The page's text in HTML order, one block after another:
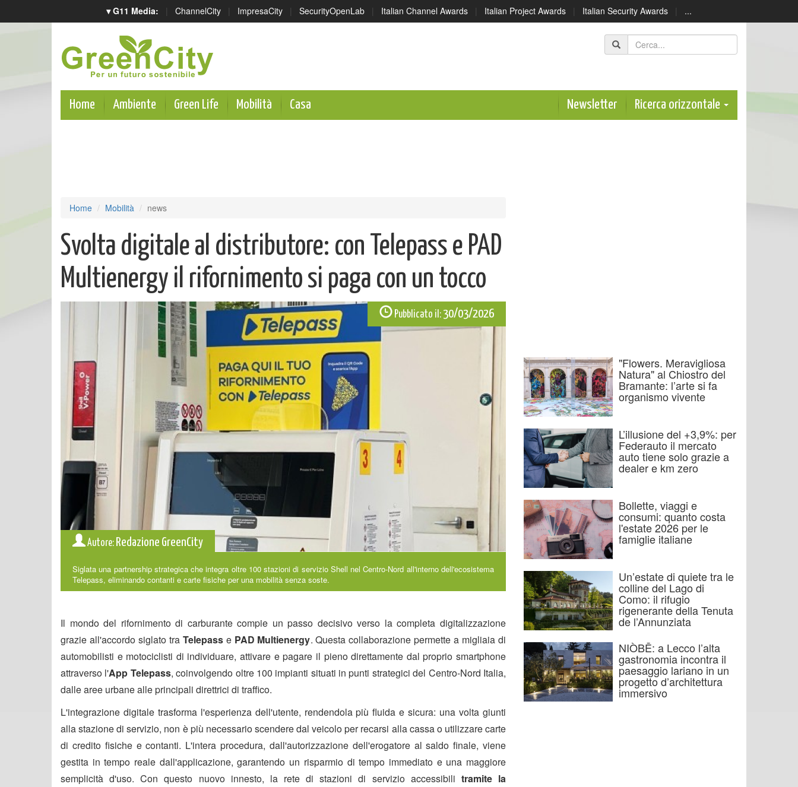
▾ G11 Media: | ChannelCity | ImpresaCity | SecurityOpenLab | Italian Channel Awards | Italian Project Awards | Italian Security Awards | ...
Home Ambiente Green Life Mobilità Casa Newsletter Ricerca orizzontale
Home Mobilità news
Svolta digitale al distributore: con Telepass e PAD
Multienergy il rifornimento si paga con un tocco
Pubblicato il: 30/03/2026
Autore: Redazione GreenCity
Siglata una partnership strategica che integra oltre 100 stazioni di servizio Shell nel Centro-Nord all'interno dell'ecosistema
Telepass, eliminando contanti e carte fisiche per una mobilità senza soste.
Il mondo del rifornimento di carburante compie un passo decisivo verso la completa digitalizzazione
grazie all'accordo siglato tra Telepass ePAD Multienergy. Questa collaborazione permette a migliaia di
automobilisti e motociclisti di individuare, attivare e pagare il pieno direttamente dal proprio smartphone
attraverso l'App Telepass, coinvolgendo oltre 100 impianti situati in punti strategici del Centro-Nord Italia,
dalle aree urbane alle principali direttrici di traffico.
L'integrazione digitale trasforma l'esperienza dell'utente, rendendola più fluida e sicura: una volta giunti
alla stazione di servizio, non è più necessario scendere dal veicolo per recarsi alla cassa o utilizzare carte
di credito fisiche e contanti. L'intera procedura, dall'autorizzazione dell'erogatore al saldo finale, viene
gestita in tempo reale dall'applicazione, garantendo un risparmio di tempo immediato e una maggiore
semplicità d'uso. Con questo nuovo innesto, la rete di stazioni di servizio accessibili tramite la
"Flowers. Meravigliosa
Natura" al Chiostro del
Bramante: l’arte si fa
organismo vivente
L’illusione del +3,9%: per
Federauto il mercato
auto tiene solo grazie a
dealer e km zero
Bollette, viaggi e
consumi: quanto costa
l'estate 2026 per le
famiglie italiane
Un’estate di quiete tra le
colline del Lago di
Como: il rifugio
rigenerante della Tenuta
de l’Annunziata
NIÒBĒ: a Lecco l’alta
gastronomia incontra il
paesaggio lariano in un
progetto d’architettura
immersivo